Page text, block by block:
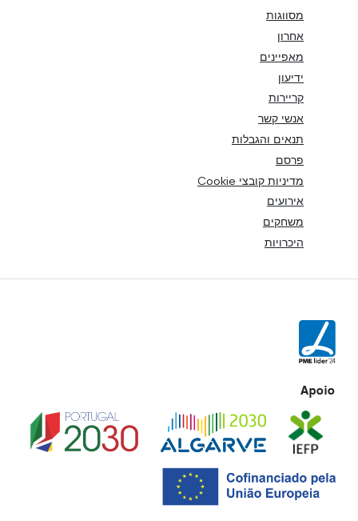
מסווגות
אחרון
מאפיינים
ידיעון
קריירות
אנשי קשר
תנאים והגבלות
פרסם
מדיניות קובצי Cookie
אירועים
משחקים
היכרויות
Apoio